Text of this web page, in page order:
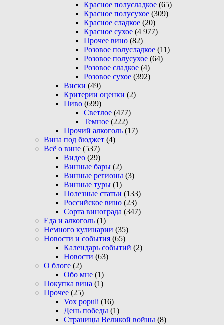
Красное полусладкое (65)
Красное полусухое (309)
Красное сладкое (20)
Красное сухое (4 977)
Прочее вино (82)
Розовое полусладкое (11)
Розовое полусухое (64)
Розовое сладкое (4)
Розовое сухое (392)
Виски (49)
Критерии оценки (2)
Пиво (699)
Светлое (477)
Темное (222)
Прочий алкоголь (17)
Вина под бюджет (4)
Всё о вине (537)
Видео (29)
Винные бары (2)
Винные регионы (3)
Винные туры (1)
Полезные статьи (133)
Российское вино (23)
Сорта винограда (347)
Еда и алкоголь (1)
Немного кулинарии (35)
Новости и события (65)
Календарь событий (2)
Новости (63)
О блоге (2)
Обо мне (1)
Покупка вина (1)
Прочее (25)
Vox populi (16)
День победы (1)
Страницы Великой войны (8)